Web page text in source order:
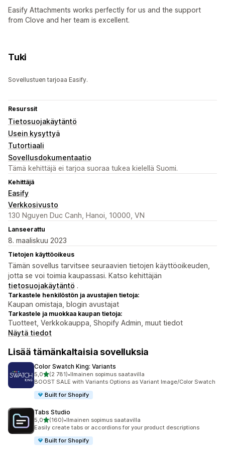
Easify Attachments works perfectly for us and the support
from Clove and her team is excellent.
Tuki
Sovellustuen tarjoaa Easify.
Resurssit
Tietosuojakäytäntö
Usein kysyttyä
Tutortiaali
Sovellusdokumentaatio
Tämä kehittäjä ei tarjoa suoraa tukea kielellä Suomi.
Kehittäjä
Easify
Verkkosivusto
130 Nguyen Duc Canh, Hanoi, 10000, VN
Lanseerattu
8. maaliskuu 2023
Tietojen käyttöoikeus
Tämän sovellus tarvitsee seuraavien tietojen käyttöoikeuden,
jotta se voi toimia kaupassasi. Katso kehittäjän
tietosuojakäytäntö .
Tarkastele henkilöstön ja avustajien tietoja:
Kaupan omistaja, blogin avustajat
Tarkastele ja muokkaa kaupan tietoja:
Tuotteet, Verkkokauppa, Shopify Admin, muut tiedot
Näytä tiedot
Lisää tämänkaltaisia sovelluksia
Color Swatch King: Variants
5,0/ 5 tähteä
(2 781)
2781 arvostelua yhteensä
•Ilmainen sopimus saatavilla
BOOST SALE with Variants Options as Variant Image/Color Swatch
Built for Shopify
Tabs Studio
5,0/ 5 tähteä
(160)
160 arvostelua yhteensä
•Ilmainen sopimus saatavilla
Easily create tabs or accordions for your product descriptions
Built for Shopify